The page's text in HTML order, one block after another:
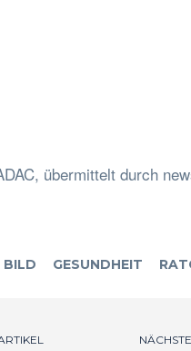
übermittelt durch
BILD GESUNDHEIT